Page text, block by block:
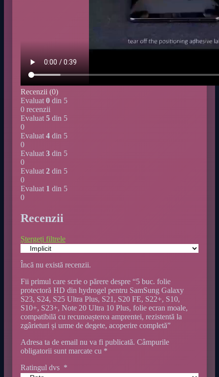
Recenzii (0)
Evaluat 0 din 5
0 recenzii
Evaluat 5 din 5
0
Evaluat 4 din 5
0
Evaluat 3 din 5
0
Evaluat 2 din 5
0
Evaluat 1 din 5
0
Recenzii
Ștergeți filtrele
Încă nu există recenzii.
Fii primul care scrie o părere despre “5 buc. folie
protectoră HD din hydrogel pentru SamSung Galaxy
S23, S24, S25 Ultra Plus, S21, S20 FE, S22+, S10,
S10+, S23+, Note 20 Ultra 10 Plus, folie ecran moale,
compatibilă cu recunoașterea amprentei, rezistentă la
zgârieturi și urme de degete, acoperire completă”
Adresa ta de email nu va fi publicată. Câmpurile
obligatorii sunt marcate cu *
Ratingul dvs *